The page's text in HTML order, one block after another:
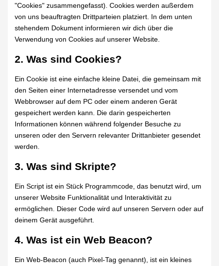
"Cookies" zusammengefasst). Cookies werden außerdem
von uns beauftragten Drittparteien platziert. In dem unten
stehendem Dokument informieren wir dich über die
Verwendung von Cookies auf unserer Website.
2. Was sind Cookies?
Ein Cookie ist eine einfache kleine Datei, die gemeinsam mit
den Seiten einer Internetadresse versendet und vom
Webbrowser auf dem PC oder einem anderen Gerät
gespeichert werden kann. Die darin gespeicherten
Informationen können während folgender Besuche zu
unseren oder den Servern relevanter Drittanbieter gesendet
werden.
3. Was sind Skripte?
Ein Script ist ein Stück Programmcode, das benutzt wird, um
unserer Website Funktionalität und Interaktivität zu
ermöglichen. Dieser Code wird auf unseren Servern oder auf
deinem Gerät ausgeführt.
4. Was ist ein Web Beacon?
Ein Web-Beacon (auch Pixel-Tag genannt), ist ein kleines